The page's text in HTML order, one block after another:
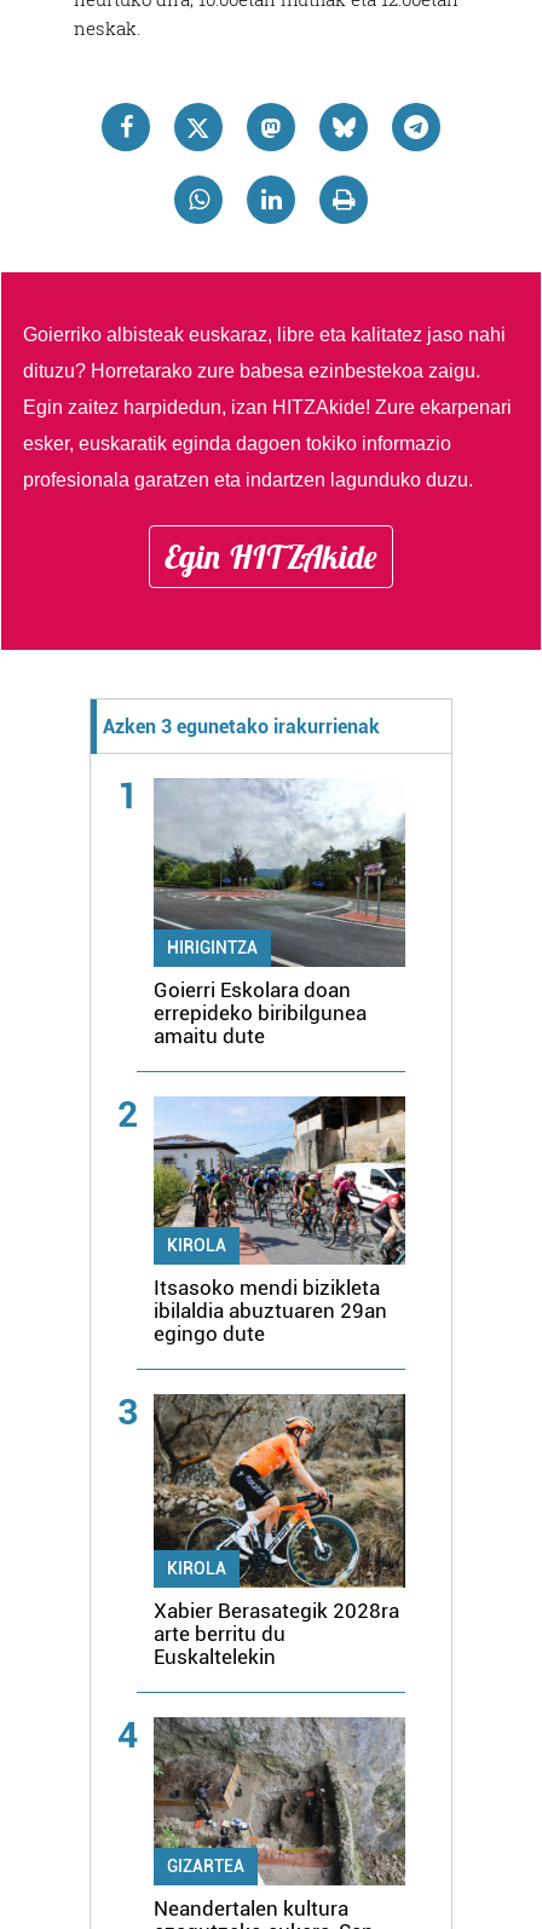
neskak.
Goierriko albisteak euskaraz, libre eta kalitatez jaso nahi
dituzu? Horretarako zure babesa ezinbestekoa zaigu.
Egin zaitez harpidedun, izan HITZAkide!Zure ekarpenari
esker, euskaratik eginda dagoen tokiko informazio
profesionala garatzen eta indartzen lagunduko duzu.
Egin HITZAkide
Azken 3 egunetako irakurrienak
1
HIRIGINTZA
Goierri Eskolara doan
errepideko biribilgunea
amaitu dute
2
KIROLA
Itsasoko mendi bizikleta
ibilaldia abuztuaren 29an
egingo dute
3
KIROLA
Xabier Berasategik 2028ra
arte berritu du
Euskaltelekin
4
GIZARTEA
Neandertalen kultura